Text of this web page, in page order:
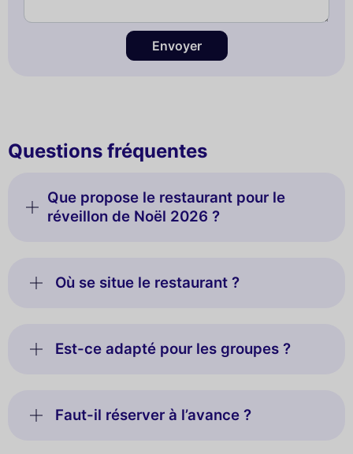
Envoyer
Questions fréquentes
Que propose le restaurant pour le
réveillon de Noël 2026 ?
Où se situe le restaurant ?
Est-ce adapté pour les groupes ?
Faut-il réserver à l’avance ?